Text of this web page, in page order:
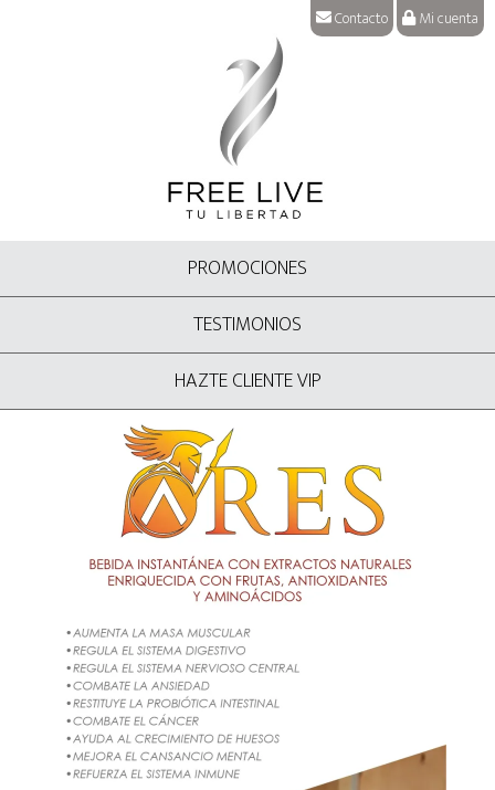
Contacto Mi cuenta
PROMOCIONES
TESTIMONIOS
HAZTE CLIENTE VIP